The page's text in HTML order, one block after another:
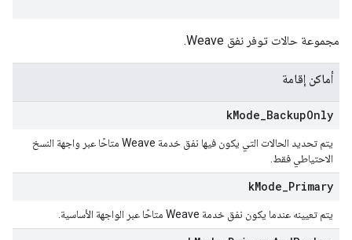
مجموعة حالات توفر نفق Weave.
أماكن إقامة
kMode BackupOnly
يتم تحديد الحالات التي يكون فيها نفق خدمة Weave متاحًا عبر واجهة النسخ
الاحتياطي فقط.
kMode Primary
يتم تعيينه عندما يكون نفق خدمة Weave متاحًا عبر الواجهة الأساسية.